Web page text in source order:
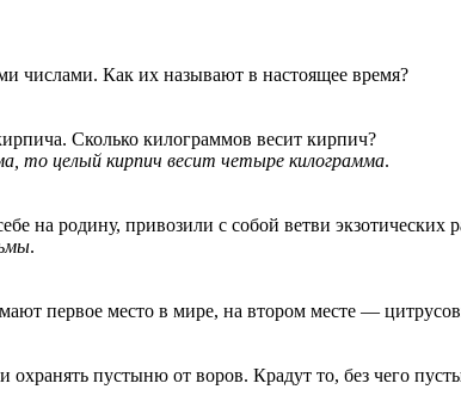
числами. Как их называют в настоящее время?
Сколько килограммов весит кирпич?
то целый кирпич весит четыре килограмма.
на родину, привозили с собой ветви
.
первое место в мире, на втором месте —
охранять пустыню от воров. Крадут то, без чего